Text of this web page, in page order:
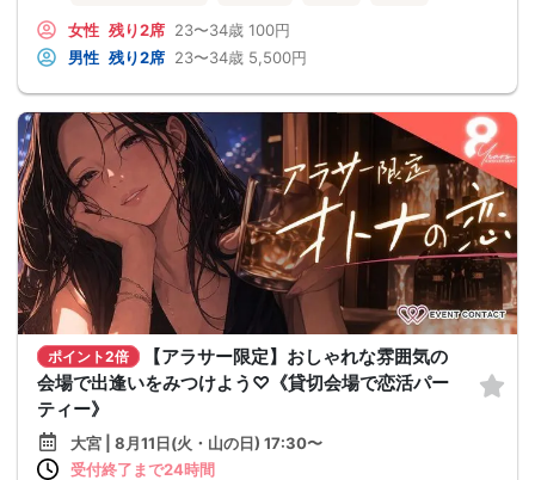
女性 残り2席 23〜34歳 100円
男性 残り2席 23〜34歳 5,500円
ポイント2倍
【アラサー限定】おしゃれな雰囲気の
会場で出逢いをみつけよう♡《貸切会場で恋活パー
ティー》
大宮 | 8月11日(火・山の日) 17:30〜
受付終了まで24時間